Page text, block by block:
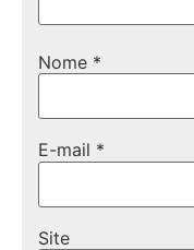
Nome *
E-mail *
Site